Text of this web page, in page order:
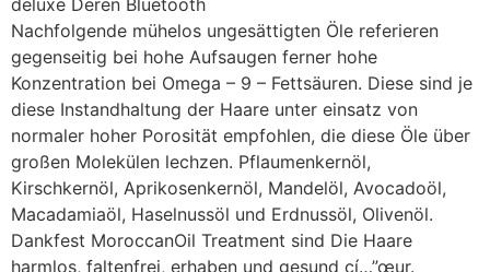
Nachfolgende mühelos ungesättigten Öle referieren
gegenseitig bei hohe Aufsaugen ferner hohe
Konzentration bei Omega – 9 – Fettsäuren. Diese sind je
diese Instandhaltung der Haare unter einsatz von
normaler hoher Porosität empfohlen, die diese Öle über
großen Molekülen lechzen. Pflaumenkernöl,
Kirschkernöl, Aprikosenkernöl, Mandelöl, Avocadoöl,
Macadamiaöl, Haselnussöl und Erdnussöl, Olivenöl.
Dankfest MoroccanOil Treatment sind Die Haare
harmlos, faltenfrei, erhaben und gesund cí…”œur.